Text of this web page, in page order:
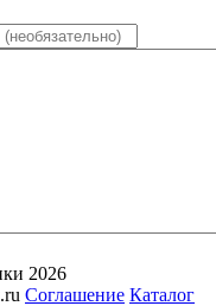
2026
Соглашение Каталог